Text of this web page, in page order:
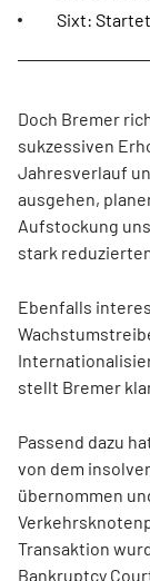
Sixt:
Doch Bremer
sukzessiven
Jahresverlauf
ausgehen,
Aufstockung
stark
Ebenfalls
stellt Bremer
Passend dazu
von dem
übernommen
Transaktion
Bankruptcy